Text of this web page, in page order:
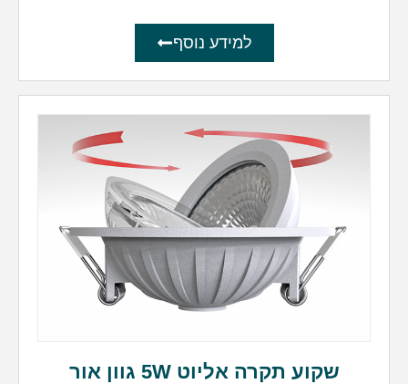
למידע נוסף
שקוע תקרה אליוט 5W גוון אור